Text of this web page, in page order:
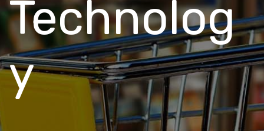
Technolog
y